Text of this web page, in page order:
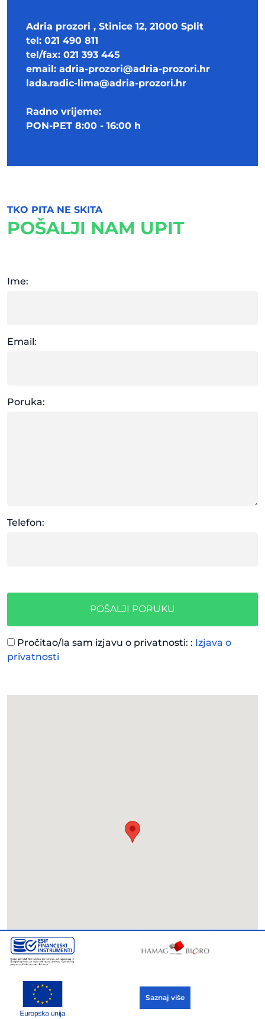
Adria prozori , Stinice 12, 21000 Split
tel: 021 490 811
tel/fax: 021 393 445
email: adria-prozori@adria-prozori.hr
lada.radic-lima@adria-prozori.hr
Radno vrijeme:
PON-PET 8:00 - 16:00 h
TKO PITA NE SKITA
POŠALJI NAM UPIT
Ime:
Email:
Poruka:
Telefon:
POŠALJI PORUKU
Pročitao/la sam izjavu o privatnosti: : Izjava o
privatnosti
Copyright © 2021 ADRIA PROZORI / web
Saznaj više